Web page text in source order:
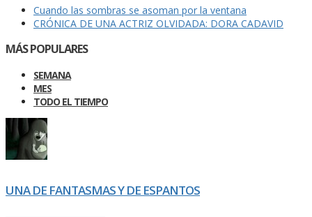
Cuando las sombras se asoman por la ventana
CRÓNICA DE UNA ACTRIZ OLVIDADA: DORA CADAVID
MÁS POPULARES
SEMANA
MES
TODO EL TIEMPO
UNA DE FANTASMAS Y DE ESPANTOS